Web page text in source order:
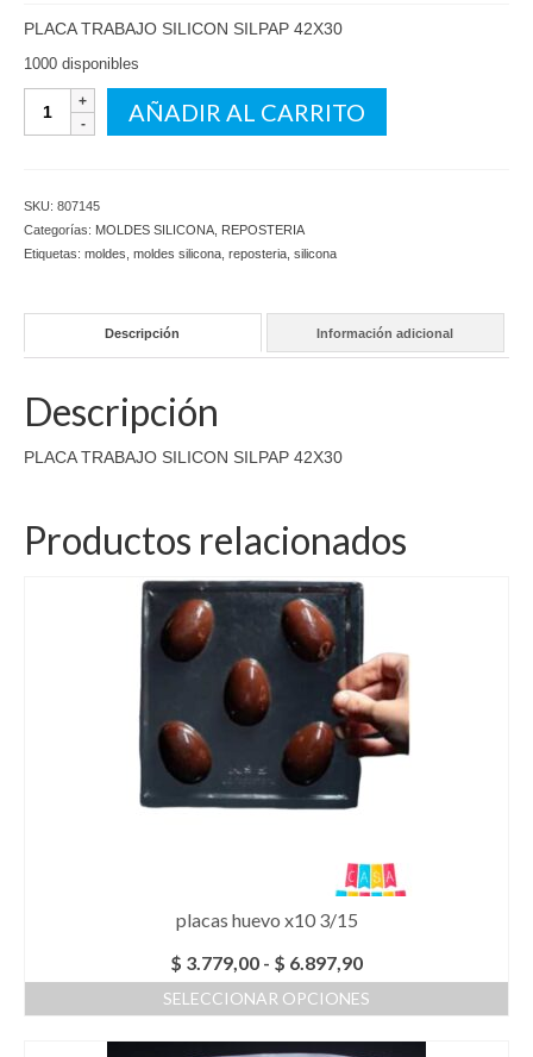
PLACA TRABAJO SILICON SILPAP 42X30
1000 disponibles
TRABAJO
AÑADIR AL CARRITO
SKU: 807145
Categorías: MOLDES SILICONA REPOSTERIA
Etiquetas: moldes moldes silicona reposteria silicona
Descripción Información adicional
Descripción
PLACA TRABAJO SILICON SILPAP 42X30
Productos relacionados
placas huevo x10 3/15
$ 3.779,00 - $ 6.897,90Rango
de
precios:
SELECCIONAR OPCIONES
producto